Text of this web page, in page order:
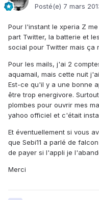
Posté(e) 7 mars
Pour l'instant le xperia Z
part Twitter, la batterie et
social pour Twitter mais ça
Pour les mails, j'ai 2
aquamail, mais cette nuit
Est-ce qu'il y a une bonne
être trop energivore.
plombes pour ouvrir mes
yahoo officiel et c'était
Et éventuellement si vous
que Sebi11 a parlé de
de payer si l'appli je
Merci